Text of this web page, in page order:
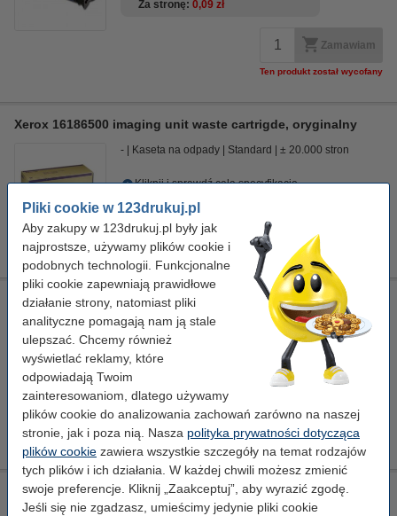
Pliki cookie w 123drukuj.pl
Aby zakupy w 123drukuj.pl były jak
najprostsze, używamy plików cookie i
podobnych technologii. Funkcjonalne
pliki cookie zapewniają prawidłowe
działanie strony, natomiast pliki
analityczne pomagają nam ją stale
ulepszać. Chcemy również
wyświetlać reklamy, które
odpowiadają Twoim
zainteresowaniom, dlatego używamy
plików cookie do analizowania zachowań zarówno na naszej
stronie, jak i poza nią. Nasza polityka prywatności dotycząca
plików cookie zawiera wszystkie szczegóły na temat rodzajów
tych plików i ich działania. W każdej chwili możesz zmienić
swoje preferencje. Kliknij „Zaakceptuj”, aby wyrazić zgodę.
Jeśli się nie zgadzasz, umieścimy jedynie pliki cookie
Za stronę 0,09 zł
Zamawiam
Ten produkt został wycofany
Xerox 16186500 imaging unit waste cartrigde, oryginalny
- Kaseta na odpady Standard ± 20.000 stron
Kliknij i sprawdź całą specyfikacje
Ten produkt został wycofany
Xerox 16186601 duża rolka utrwalająca / big fuser roll,
oryginalny
- rolka utrwalacza ± 20.000 stron
Kliknij i sprawdź całą specyfikacje
Zamawiam
Ten produkt został wycofany
Ściereczka do czyszczenia drukarki laserowej